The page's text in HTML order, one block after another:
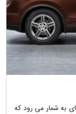
به شمار می رود که